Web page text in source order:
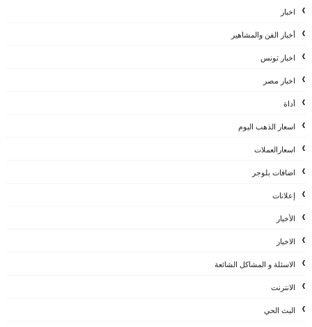
اخبار
أخبار الفن والمشاهير
اخبار تونس
اخبار مصر
أداة
اسعار الذهب اليوم
اسعارالعملات
اضافات بلوجر
إعلانات
الأخبار
الاخبار
الاسئلة و المشاكل الشائعة
الانترنت
البث الحي